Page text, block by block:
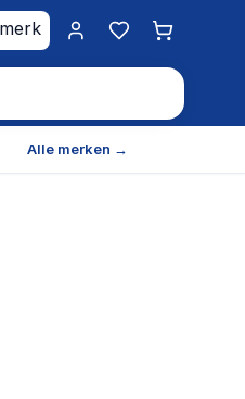
Mijn account
Favorieten
Alle merken →